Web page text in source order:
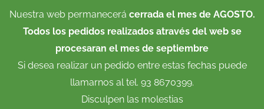
Nuestra web permanecerá cerrada el mes de AGOSTO.
Todos los pedidos realizados através del web se
procesaran el mes de septiembre
Si desea realizar un pedido entre estas fechas puede
llamarnos al tel. 93 8670399.
Disculpen las molestias